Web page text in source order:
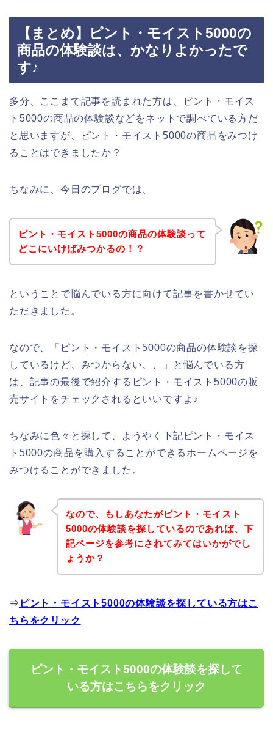
【まとめ】ピント・モイスト5000の
商品の体験談は、かなりよかったで
す♪
多分、ここまで記事を読まれた方は、ピント・モイス
ト5000の商品の体験談などをネットで調べている方だ
と思いますが、ピント・モイスト5000の商品をみつけ
ることはできましたか？
ちなみに、今日のブログでは、
ピント・モイスト5000の商品の体験談って
どこにいけばみつかるの！？
ということで悩んでいる方に向けて記事を書かせてい
ただきました。
なので、「ピント・モイスト5000の商品の体験談を探
しているけど、みつからない、、」と悩んでいる方
は、記事の最後で紹介するピント・モイスト5000の販
売サイトをチェックされるといいですよ♪
ちなみに色々と探して、ようやく下記ピント・モイス
ト5000の商品を購入することができるホームページを
みつけることができました。
なので、もしあなたがピント・モイスト
5000の体験談を探しているのであれば、下
記ページを参考にされてみてはいかがでし
ょうか？
⇒ ピント・モイスト5000の体験談を探している方はこ
ちらをクリック
ピント・モイスト5000の体験談を探して
いる方はこちらをクリック